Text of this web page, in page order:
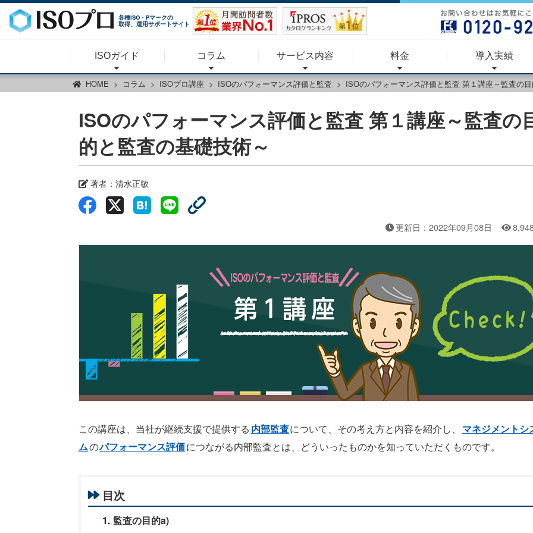
各種ISO・Pマークの
取得、運用サポートサイト
ISOガイド コラム サービス内容 料金 導入実績
HOME コラム ISOプロ講座 ISOのパフォーマンス評価と監査 ISOのパフォーマンス評価と監査 第１講座～監査の
ISOのパフォーマンス評価と監査 第１講座～監査の
的と監査の基礎技術～
著者： 清水正敏
更新日：2022年09月08日
この講座は、当社が継続支援で提供する 内部監査について、その考え方と内容を紹介し、
マネジメントシ
ムのパフォーマンス評価につながる内部監査とは、どういったものかを知っていただくものです。
目次
監査の目的a)